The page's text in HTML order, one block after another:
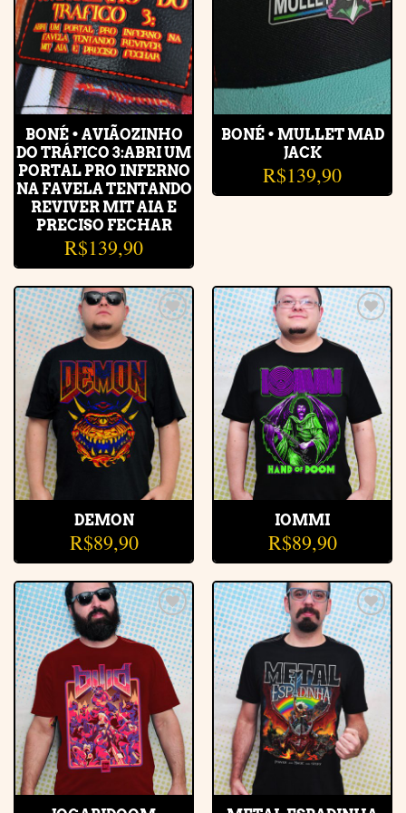
BONÉ • AVIÃOZINHO
DO TRÁFICO 3:ABRI UM
PORTAL PRO INFERNO
NA FAVELA TENTANDO
REVIVER MIT AIA E
PRECISO FECHAR
R$139,90
BONÉ • MULLET MAD
JACK
R$139,90
Adicionar
à lista de
desejos
DEMON
R$89,90
Adicionar
à lista de
desejos
IOMMI
R$89,90
Adicionar
à lista de
desejos
Adicionar
à lista de
desejos